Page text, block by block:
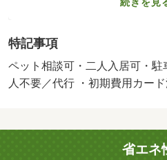
件：小型犬可／猫可・全室エ
１０分以内で利用できます。宅
など人気設備が充実です。・バ
有/鍵交換費用 16500円/ﾊｳｽｸﾘ
特記事項
ペット相談可・二人入居可・
人不要／代行 ・初期費用カー
省エネ